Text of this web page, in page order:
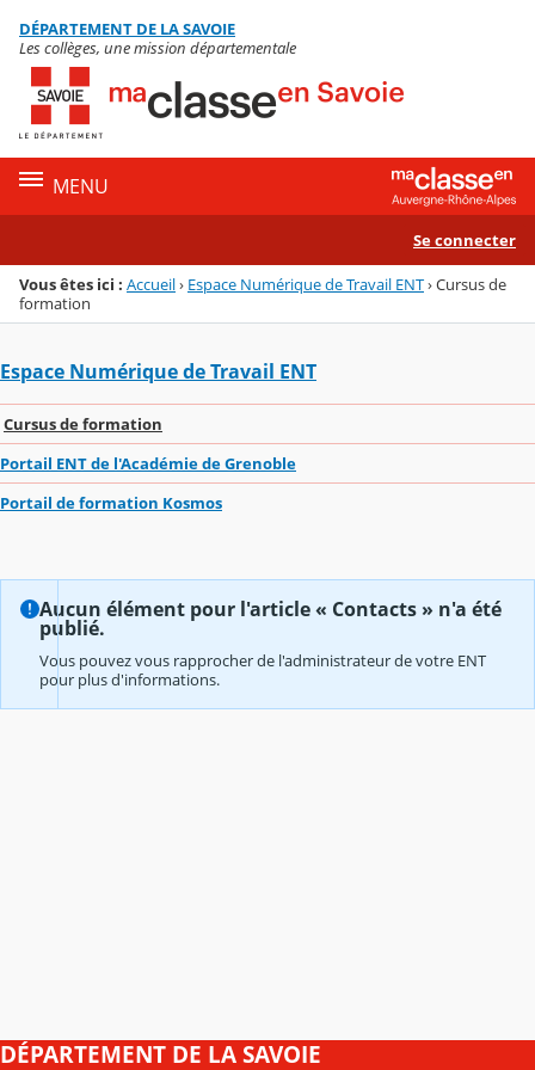
Menu de la rubrique
Contenu
DÉPARTEMENT DE LA SAVOIE
Les collèges, une mission départementale
MENU
Se connecter
Vous êtes ici : Accueil› Espace Numérique de Travail ENT›Cursus de
formation
Espace Numérique de Travail ENT
Cursus de formation
Portail ENT de l'Académie de Grenoble
Portail de formation Kosmos
Aucun élément pour l'article « Contacts » n'a été
publié.
Vous pouvez vous rapprocher de l'administrateur de votre ENT
pour plus d'informations.
DÉPARTEMENT DE LA SAVOIE